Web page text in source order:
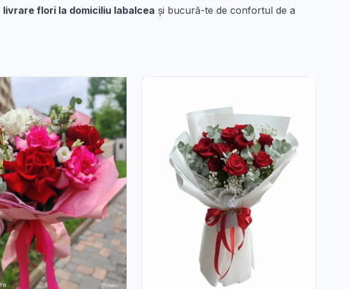
livrare flori la domiciliu Iabalcea și bucură-te de confortul de a